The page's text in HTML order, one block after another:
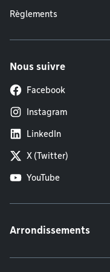
Règlements
Nous suivre
Facebook
Instagram
LinkedIn
X (Twitter)
YouTube
Arrondissements